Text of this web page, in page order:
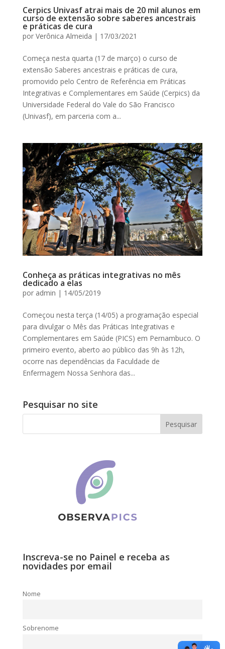
Cerpics Univasf atrai mais de 20 mil alunos em
curso de extensão sobre saberes ancestrais
e práticas de cura
por Verônica Almeida | 17/03/2021
Começa nesta quarta (17 de março) o curso de
extensão Saberes ancestrais e práticas de cura,
promovido pelo Centro de Referência em Práticas
Integrativas e Complementares em Saúde (Cerpics) da
Universidade Federal do Vale do São Francisco
(Univasf), em parceria com a...
Conheça as práticas integrativas no mês
dedicado a elas
por admin | 14/05/2019
Começou nesta terça (14/05) a programação especial
para divulgar o Mês das Práticas Integrativas e
Complementares em Saúde (PICS) em Pernambuco. O
primeiro evento, aberto ao público das 9h às 12h,
ocorre nas dependências da Faculdade de
Enfermagem Nossa Senhora das...
Pesquisar no site
Inscreva-se no Painel e receba as
novidades por email
Nome
Sobrenome